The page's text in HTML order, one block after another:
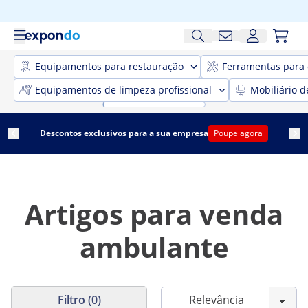
Equipamentos para restauração
Ferramentas para
Equipamentos de limpeza profissional
Mobiliário
Descontos exclusivos para a sua empresa Poupe agora
Artigos para venda
ambulante
Filtro (0)